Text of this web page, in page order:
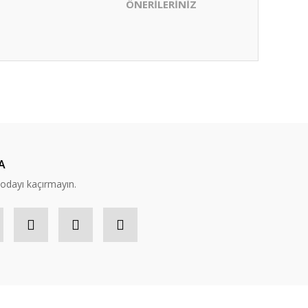
ÖNERİLERİNİZ
kaçırmayın.